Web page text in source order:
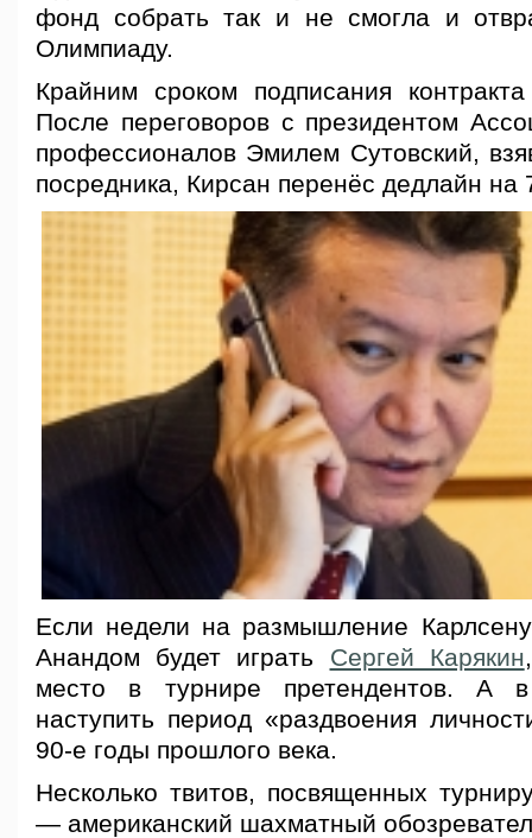
фонд собрать так и не смогла и
Олимпиаду.
Крайним сроком подписания
После переговоров с президентом
профессионалов Эмилем Сутовский,
посредника, Кирсан перенёс дедлайн на
Если недели на размышление
Анандом будет играть Сергей Карякин
место в турнире претендентов. А
наступить период «раздвоения
90-е годы прошлого века.
Несколько твитов, посвященных
— американский шахматный